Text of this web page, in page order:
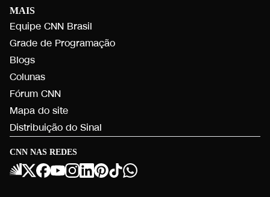
CNN NAS REDES
MAIS
Equipe CNN Brasil
Grade de Programação
Blogs
Colunas
Fórum CNN
Mapa do site
Distribuição do Sinal